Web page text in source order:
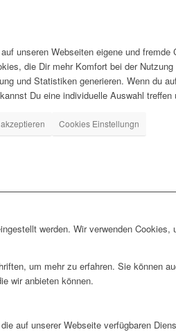
unseren Webseiten eigene und
die Dir mehr Komfort bei der
und Statistiken generieren. Wenn du
Du eine individuelle Auswahl
Cookies Einstellungn
werden. Wir verwenden
um mehr zu erfahren. Sie können
wir anbieten können.
auf unserer Webseite verfügbaren